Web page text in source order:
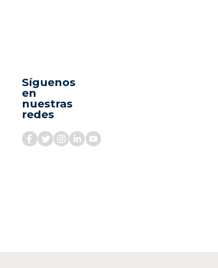
Síguenos
en
nuestras
redes